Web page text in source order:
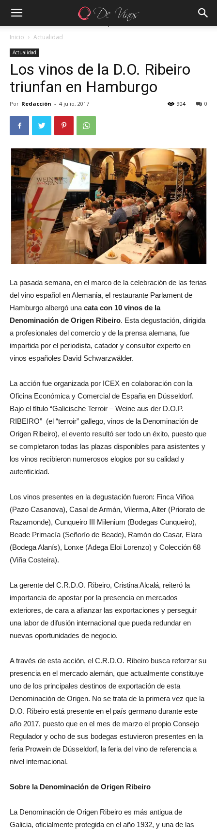
Inicio Actualidad
Actualidad
Los vinos de la D.O. Ribeiro
triunfan en Hamburgo
Por Redacción - 4 julio, 2017 0
904
La pasada semana, en el marco de la celebración de las ferias
del vino español en Alemania, el restaurante Parlament de
Hamburgo albergó una cata con 10 vinos de la
Denominación de Origen Ribeiro. Esta degustación, dirigida
a profesionales del comercio y de la prensa alemana, fue
impartida por el periodista, catador y consultor experto en
vinos españoles David Schwarzwälder.
La acción fue organizada por ICEX en colaboración con la
Oficina Económica y Comercial de España en Düsseldorf.
Bajo el título “Galicische Terroir – Weine aus der D.O.P.
RIBEIRO” (el “terroir” gallego, vinos de la Denominación de
Origen Ribeiro), el evento resultó ser todo un éxito, puesto que
se completaron todas las plazas disponibles para asistentes y
los vinos recibieron numerosos elogios por su calidad y
autenticidad.
Los vinos presentes en la degustación fueron: Finca Viñoa
(Pazo Casanova), Casal de Armán, Vilerma, Alter (Priorato de
Razamonde), Cunqueiro III Milenium (Bodegas Cunqueiro),
Beade Primacía (Señorío de Beade), Ramón do Casar, Elara
(Bodega Alanís), Lonxe (Adega Eloi Lorenzo) y Colección 68
(Viña Costeira).
La gerente del C.R.D.O. Ribeiro, Cristina Alcalá, reiteró la
importancia de apostar por la presencia en mercados
exteriores, de cara a afianzar las exportaciones y perseguir
una labor de difusión internacional que pueda redundar en
nuevas oportunidades de negocio.
A través de esta acción, el C.R.D.O. Ribeiro busca reforzar su
presencia en el mercado alemán, que actualmente constituye
uno de los principales destinos de exportación de esta
Denominación de Origen. No se trata de la primera vez que la
D.O. Ribeiro está presente en el país germano durante este
año 2017, puesto que en el mes de marzo el propio Consejo
Regulador y ocho de sus bodegas estuvieron presentes en la
feria Prowein de Düsseldorf, la feria del vino de referencia a
nivel internacional.
Sobre la Denominación de Origen Ribeiro
La Denominación de Origen Ribeiro es más antigua de
Galicia, oficialmente protegida en el año 1932, y una de las